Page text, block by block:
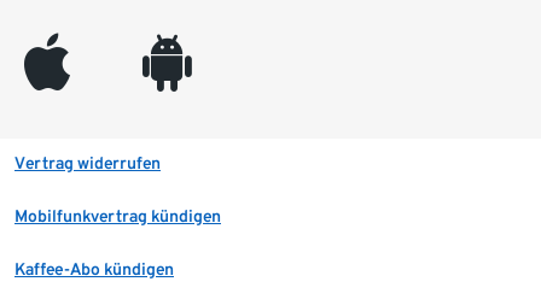
appleinc android
Vertrag widerrufen
Mobilfunkvertrag kündigen
Kaffee-Abo kündigen